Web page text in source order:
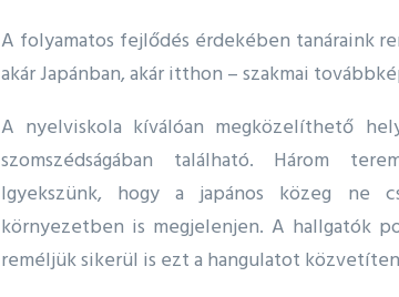
A folyamatos fejlődés érdekében tanáraink
akár Japánban, akár itthon – szakmai
A nyelviskola kíválóan megközelíthető
szomszédságában található. Három
Igyekszünk, hogy a japános közeg ne
környezetben is megjelenjen. A hallgatók
reméljük sikerül is ezt a hangulatot